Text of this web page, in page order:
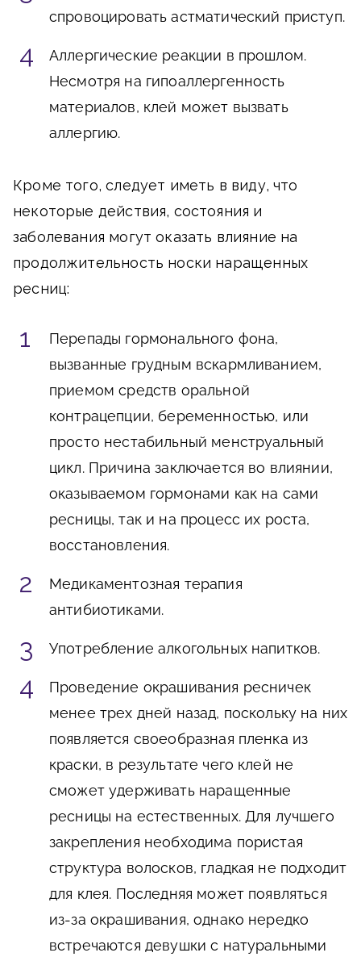
спровоцировать астматический приступ.
Аллергические реакции в прошлом.
Несмотря на гипоаллергенность
материалов, клей может вызвать
аллергию.
Кроме того, следует иметь в виду, что
некоторые действия, состояния и
заболевания могут оказать влияние на
продолжительность носки наращенных
ресниц:
Перепады гормонального фона,
вызванные грудным вскармливанием,
приемом средств оральной
контрацепции, беременностью, или
просто нестабильный менструальный
цикл. Причина заключается во влиянии,
оказываемом гормонами как на сами
ресницы, так и на процесс их роста,
восстановления.
Медикаментозная терапия
антибиотиками.
Употребление алкогольных напитков.
Проведение окрашивания ресничек
менее трех дней назад, поскольку на них
появляется своеобразная пленка из
краски, в результате чего клей не
сможет удерживать наращенные
ресницы на естественных. Для лучшего
закрепления необходима пористая
структура волосков, гладкая не подходит
для клея. Последняя может появляться
из-за окрашивания, однако нередко
встречаются девушки с натуральными